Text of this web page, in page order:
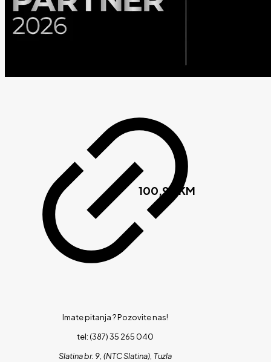
100,90 KM
Imate pitanja ?Pozovite nas!
tel: (387) 35 265 040
Slatina br. 9, (NTC Slatina), Tuzla